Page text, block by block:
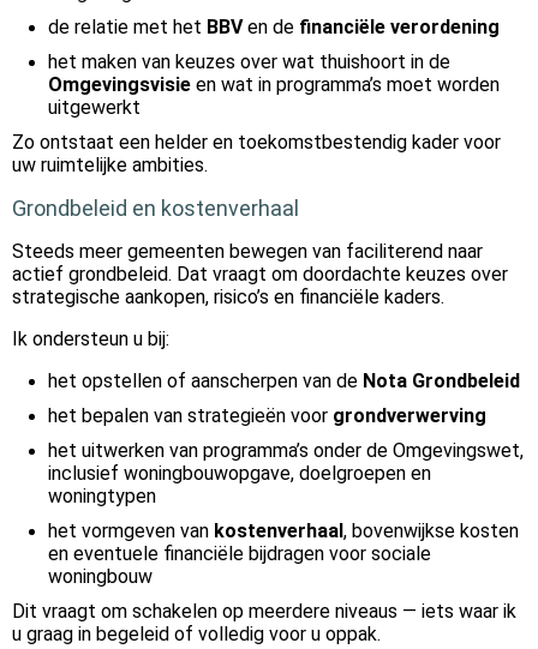
de relatie met het BBVen de financiële verordening
het maken van keuzes over wat thuishoort in de
Omgevingsvisie en wat in programma’s moet worden
uitgewerkt
Zo ontstaat een helder en toekomstbestendig kader voor
uw ruimtelijke ambities.
Grondbeleid en kostenverhaal
Steeds meer gemeenten bewegen van faciliterend naar
actief grondbeleid. Dat vraagt om doordachte keuzes over
strategische aankopen, risico’s en financiële kaders.
Ik ondersteun u bij:
het opstellen of aanscherpen van de Nota Grondbeleid
het bepalen van strategieën voor grondverwerving
het uitwerken van programma’s onder de Omgevingswet,
inclusief woningbouwopgave, doelgroepen en
woningtypen
het vormgeven van kostenverhaal , bovenwijkse kosten
en eventuele financiële bijdragen voor sociale
woningbouw
Dit vraagt om schakelen op meerdere niveaus — iets waar ik
u graag in begeleid of volledig voor u oppak.